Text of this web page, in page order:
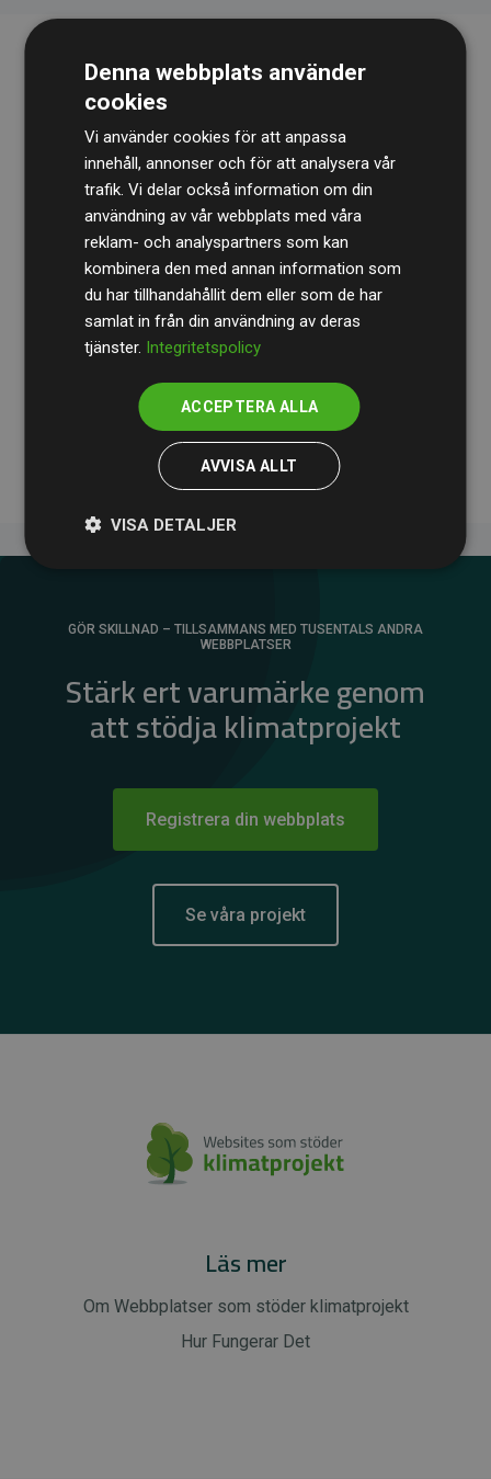
RevisionsbyrånBDOgranskar kontinuerligt våra
beräkningar och vår metod för att säkerställa
transparens och tillförlitlighet.
Deras granskning visar att våra investeringar i
klimatprojekt i genomsnitt kompenserar för
de beräknade CO₂-utsläppenfrån
medlemswebbplatser – ett tydligt bevis på att vårt
arbetssätt ger mätbar klimatnytta.
GÖR SKILLNAD – TILLSAMMANS MED TUSENTALS ANDRA
WEBBPLATSER
Stärk ert varumärke genom
att stödja klimatprojekt
Registrera din webbplats
Se våra projekt
Läs mer
Om Webbplatser som stöder klimatprojekt
Hur Fungerar Det
Denna webbplats använder
cookies
Vi använder cookies för att anpassa
innehåll, annonser och för att analysera vår
trafik. Vi delar också information om din
användning av vår webbplats med våra
reklam- och analyspartners som kan
kombinera den med annan information som
du har tillhandahållit dem eller som de har
samlat in från din användning av deras
tjänster. Integritetspolicy
ACCEPTERA ALLA
AVVISA ALLT
VISA DETALJER